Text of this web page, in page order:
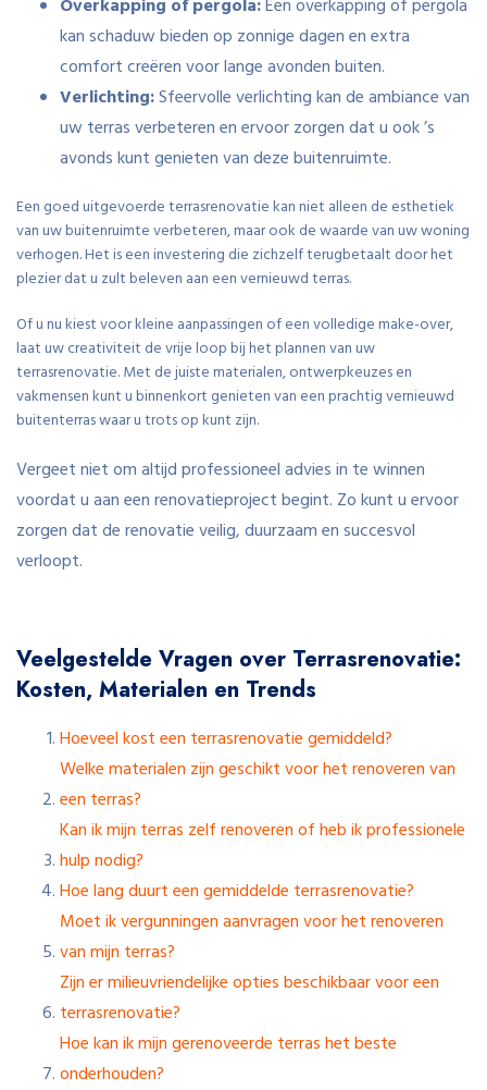
Overkapping of pergola:Een overkapping of pergola
kan schaduw bieden op zonnige dagen en extra
comfort creëren voor lange avonden buiten.
Verlichting:Sfeervolle verlichting kan de ambiance van
uw terras verbeteren en ervoor zorgen dat u ook ’s
avonds kunt genieten van deze buitenruimte.
Een goed uitgevoerde terrasrenovatie kan niet alleen de esthetiek
van uw buitenruimte verbeteren, maar ook de waarde van uw woning
verhogen. Het is een investering die zichzelf terugbetaalt door het
plezier dat u zult beleven aan een vernieuwd terras.
Of u nu kiest voor kleine aanpassingen of een volledige make-over,
laat uw creativiteit de vrije loop bij het plannen van uw
terrasrenovatie. Met de juiste materialen, ontwerpkeuzes en
vakmensen kunt u binnenkort genieten van een prachtig vernieuwd
buitenterras waar u trots op kunt zijn.
Vergeet niet om altijd professioneel advies in te winnen
voordat u aan een renovatieproject begint. Zo kunt u ervoor
zorgen dat de renovatie veilig, duurzaam en succesvol
verloopt.
Veelgestelde Vragen over Terrasrenovatie:
Kosten, Materialen en Trends
Hoeveel kost een terrasrenovatie gemiddeld?
Welke materialen zijn geschikt voor het renoveren van
een terras?
Kan ik mijn terras zelf renoveren of heb ik professionele
hulp nodig?
Hoe lang duurt een gemiddelde terrasrenovatie?
Moet ik vergunningen aanvragen voor het renoveren
van mijn terras?
Zijn er milieuvriendelijke opties beschikbaar voor een
terrasrenovatie?
Hoe kan ik mijn gerenoveerde terras het beste
onderhouden?